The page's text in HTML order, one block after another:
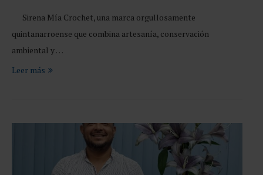
Sirena Mía Crochet, una marca orgullosamente
quintanarroense que combina artesanía, conservación
ambiental y …
Leer más